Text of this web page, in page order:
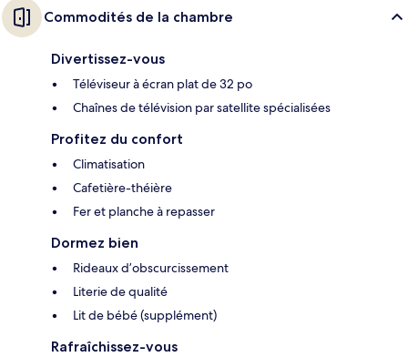
Commodités de la chambre
Divertissez-vous
Téléviseur à écran plat de 32 po
Chaînes de télévision par satellite spécialisées
Profitez du confort
Climatisation
Cafetière-théière
Fer et planche à repasser
Dormez bien
Rideaux d’obscurcissement
Literie de qualité
Lit de bébé (supplément)
Rafraîchissez-vous